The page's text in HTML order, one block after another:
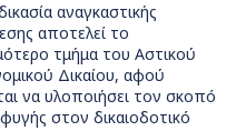
αναγκαστικής
αποτελεί το
τμήμα του Αστικού
Δικαίου, αφού
να υλοποιήσει τον σκοπό
στον δικαιοδοτικό